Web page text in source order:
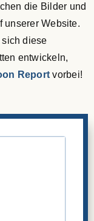
die Bilder und
unserer Website.
diese
entwickeln,
Report vorbei!